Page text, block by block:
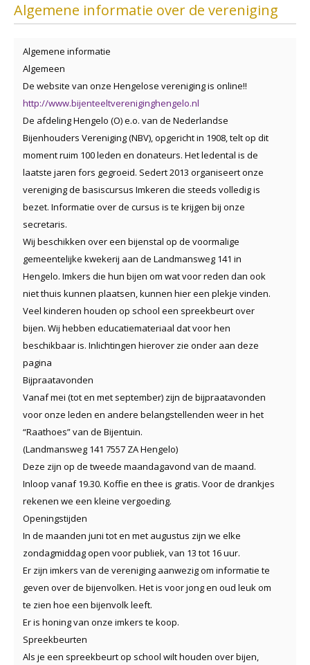
Algemene informatie over de vereniging
Algemene informatie
Algemeen
De website van onze Hengelose vereniging is online!!
http://www.bijenteeltvereniginghengelo.nl
De afdeling Hengelo (O) e.o. van de Nederlandse
Bijenhouders Vereniging (NBV), opgericht in 1908, telt op dit
moment ruim 100 leden en donateurs. Het ledental is de
laatste jaren fors gegroeid. Sedert 2013 organiseert onze
vereniging de basiscursus Imkeren die steeds volledig is
bezet. Informatie over de cursus is te krijgen bij onze
secretaris.
Wij beschikken over een bijenstal op de voormalige
gemeentelijke kwekerij aan de Landmansweg 141 in
Hengelo. Imkers die hun bijen om wat voor reden dan ook
niet thuis kunnen plaatsen, kunnen hier een plekje vinden.
Veel kinderen houden op school een spreekbeurt over
bijen. Wij hebben educatiemateriaal dat voor hen
beschikbaar is. Inlichtingen hierover zie onder aan deze
pagina
Bijpraatavonden
Vanaf mei (tot en met september) zijn de bijpraatavonden
voor onze leden en andere belangstellenden weer in het
“Raathoes” van de Bijentuin.
(Landmansweg 141 7557 ZA Hengelo)
Deze zijn op de tweede maandagavond van de maand.
Inloop vanaf 19.30. Koffie en thee is gratis. Voor de drankjes
rekenen we een kleine vergoeding.
Openingstijden
In de maanden juni tot en met augustus zijn we elke
zondagmiddag open voor publiek, van 13 tot 16 uur.
Er zijn imkers van de vereniging aanwezig om informatie te
geven over de bijenvolken. Het is voor jong en oud leuk om
te zien hoe een bijenvolk leeft.
Er is honing van onze imkers te koop.
Spreekbeurten
Als je een spreekbeurt op school wilt houden over bijen,